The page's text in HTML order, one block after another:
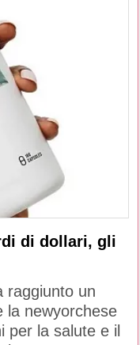
di dollari, gli
raggiunto un
la newyorchese
per la salute e il